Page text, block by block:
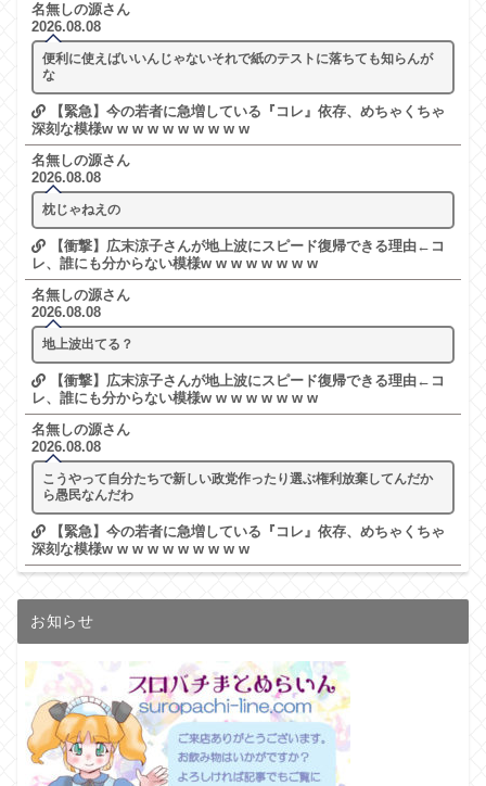
名無しの源さん
2026.08.08
便利に使えばいいんじゃないそれで紙のテストに落ちても知らんが
な
【緊急】今の若者に急増している『コレ』依存、めちゃくちゃ
深刻な模様w w w w w w w w w w
名無しの源さん
2026.08.08
枕じゃねえの
【衝撃】広末涼子さんが地上波にスピード復帰できる理由←コ
レ、誰にも分からない模様w w w w w w w w
名無しの源さん
2026.08.08
地上波出てる？
【衝撃】広末涼子さんが地上波にスピード復帰できる理由←コ
レ、誰にも分からない模様w w w w w w w w
名無しの源さん
2026.08.08
こうやって自分たちで新しい政党作ったり選ぶ権利放棄してんだか
ら愚民なんだわ
【緊急】今の若者に急増している『コレ』依存、めちゃくちゃ
深刻な模様w w w w w w w w w w
お知らせ